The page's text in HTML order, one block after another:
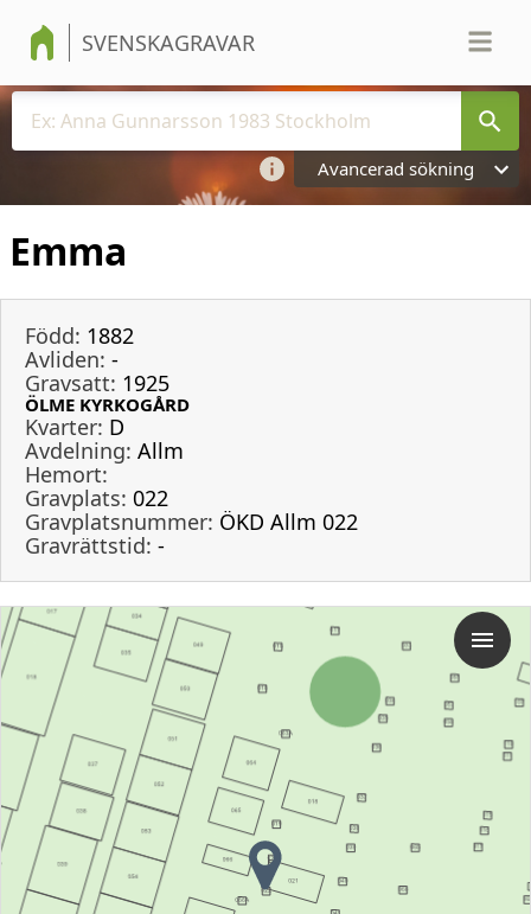
SVENSKAGRAVAR
Avancerad sökning
Emma
Född: 1882
Avliden: -
Gravsatt: 1925
ÖLME KYRKOGÅRD
Kvarter: D
Avdelning: Allm
Hemort:
Gravplats: 022
Gravplatsnummer: ÖKD Allm 022
Gravrättstid: -